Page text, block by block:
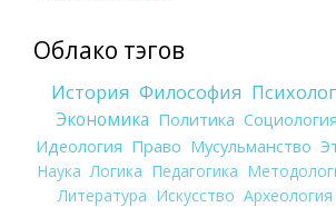
Облако тэгов
История Философия
Экономика Политика Социология
Идеология Право Мусульманство
Наука Логика Педагогика
Литература Искусство Археология